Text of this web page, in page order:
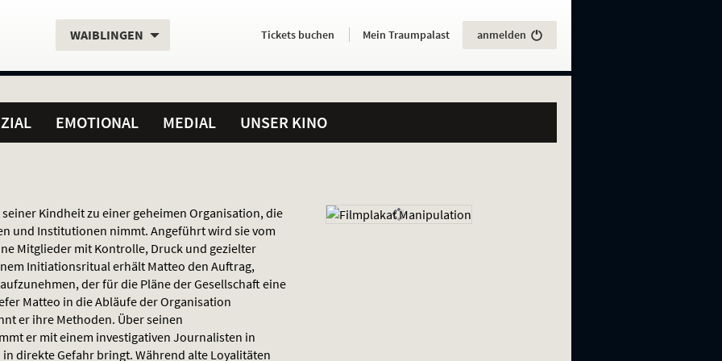
Aktueller
WAIBLINGEN Servicefunktionen
Aktuelles
HierTickets buchen . Mein Traumpalast anmelden
EMOTIONAL MEDIAL UNSER KINO
Kindheit zu einer geheimen Organisation, die
und Institutionen nimmt. Angeführt wird sie vom
Mitglieder mit Kontrolle, Druck und gezielter
Initiationsritual erhält Matteo den Auftrag,
der für die Pläne der Gesellschaft eine
Matteo in die Abläufe der Organisation
er ihre Methoden. Über seinen
er mit einem investigativen Journalisten in
direkte Gefahr bringt. Während alte Loyalitäten